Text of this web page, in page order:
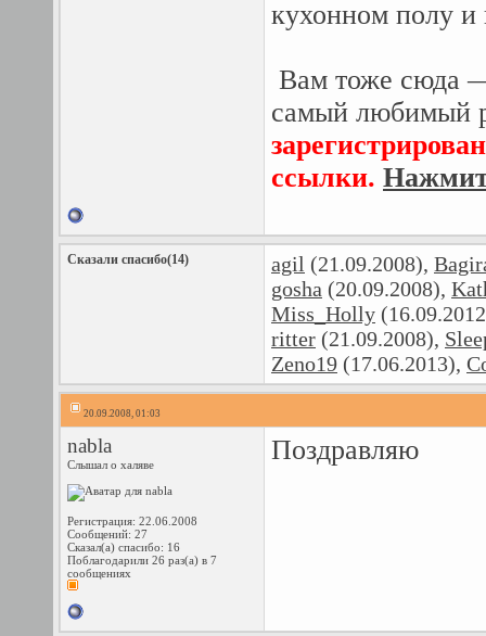
кухонном полу
Вам тоже сюда
самый любимый
ссылки.
Сказали спасибо(14) agil (21.09.2008),
gosha (20.09.2008),
Miss_Holly
ritter (21.09.2008),
Zeno19 (17.06.2013),
20.09.2008, 01:03
nabla
Слышал о халяве
Регистрация: 22.06.2008
Сообщений: 27
Сказал(а) спасибо: 16
Поблагодарили 26 раз(а) в 7
сообщениях
Поздравляю